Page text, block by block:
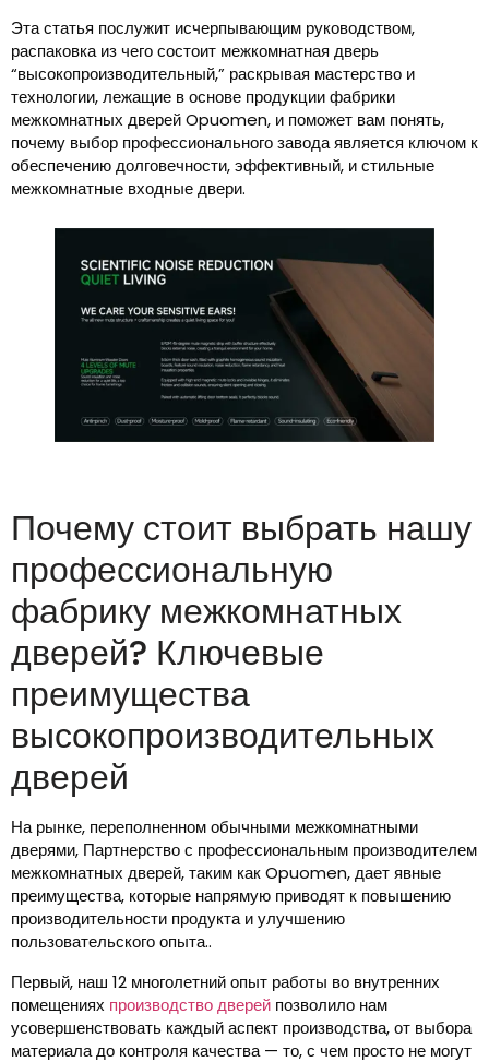
Эта статья послужит исчерпывающим руководством,
распаковка из чего состоит межкомнатная дверь
“высокопроизводительный,” раскрывая мастерство и
технологии, лежащие в основе продукции фабрики
межкомнатных дверей Opuomen, и поможет вам понять,
почему выбор профессионального завода является ключом к
обеспечению долговечности, эффективный, и стильные
межкомнатные входные двери.
Почему стоит выбрать нашу
профессиональную
фабрику межкомнатных
дверей? Ключевые
преимущества
высокопроизводительных
дверей
На рынке, переполненном обычными межкомнатными
дверями, Партнерство с профессиональным производителем
межкомнатных дверей, таким как Opuomen, дает явные
преимущества, которые напрямую приводят к повышению
производительности продукта и улучшению
пользовательского опыта..
Первый, наш 12 многолетний опыт работы во внутренних
помещениях производство дверей позволило нам
усовершенствовать каждый аспект производства, от выбора
материала до контроля качества — то, с чем просто не могут